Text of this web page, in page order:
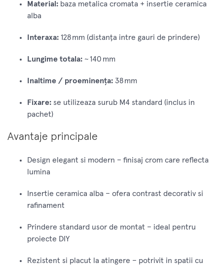
Material: baza metalica cromata + insertie ceramica
alba
Interaxa: 128 mm (distanţa intre gauri de prindere)
Lungime totala: ~ 140 mm
Inaltime / proeminenţa: 38 mm
Fixare: se utilizeaza surub M4 standard (inclus in
pachet)
Avantaje principale
Design elegant si modern – finisaj crom care reflecta
lumina
Insertie ceramica alba – ofera contrast decorativ si
rafinament
Prindere standard usor de montat – ideal pentru
proiecte DIY
Rezistent si placut la atingere – potrivit in spatii cu